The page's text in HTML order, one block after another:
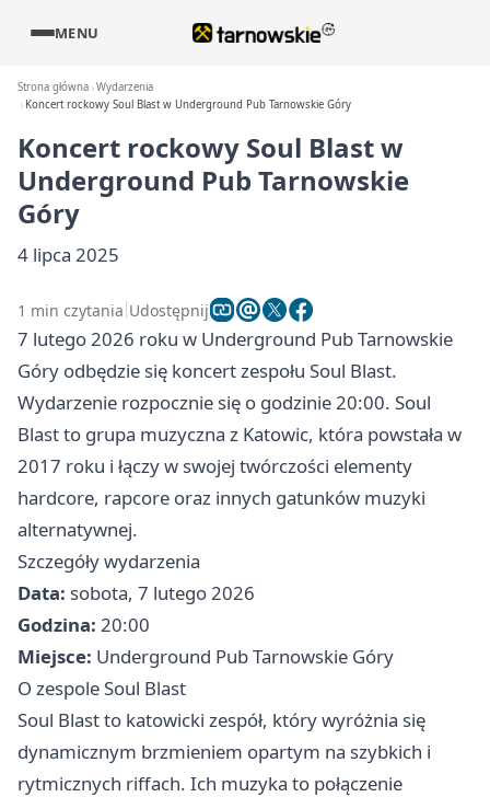
MENU
Strona główna Wydarzenia
Koncert rockowy Soul Blast w Underground Pub Tarnowskie Góry
Koncert rockowy Soul Blast w
Underground Pub Tarnowskie
Góry
4 lipca 2025
1 min czytania Udostępnij
7 lutego 2026 roku w Underground Pub Tarnowskie
Góry odbędzie się koncert zespołu Soul Blast.
Wydarzenie rozpocznie się o godzinie 20:00. Soul
Blast to grupa muzyczna z Katowic, która powstała w
2017 roku i łączy w swojej twórczości elementy
hardcore, rapcore oraz innych gatunków muzyki
alternatywnej.
Szczegóły wydarzenia
Data: sobota, 7 lutego 2026
Godzina: 20:00
Miejsce: Underground Pub Tarnowskie Góry
O zespole Soul Blast
Soul Blast to katowicki zespół, który wyróżnia się
dynamicznym brzmieniem opartym na szybkich i
rytmicznych riffach. Ich muzyka to połączenie